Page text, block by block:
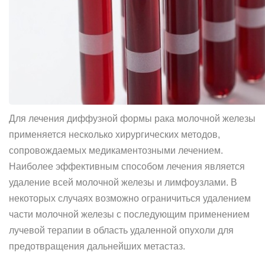
Для лечения диффузной формы рака молочной железы
применяется несколько хирургических методов,
сопровождаемых медикаментозными лечением.
Наиболее эффективным способом лечения является
удаление всей молочной железы и лимфоузлами. В
некоторых случаях возможно ограничиться удалением
части молочной железы с последующим применением
лучевой терапии в область удаленной опухоли для
предотвращения дальнейших метастаз.